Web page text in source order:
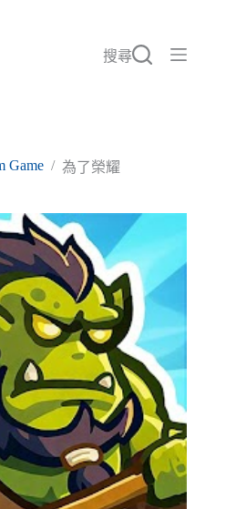
搜尋
Game / 為了榮耀